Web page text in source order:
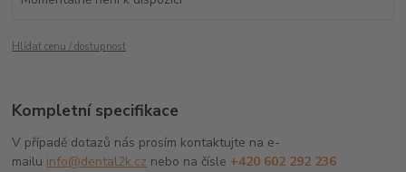
Hlídat cenu / dostupnost
Kompletní specifikace
V případě dotazů nás prosím kontaktujte na e-
mailu info@dental2k.cz nebo na čísle +420 602 292 236